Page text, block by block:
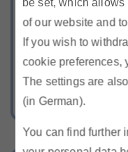
of our website and
If you wish to
cookie preferences,
The settings are
(in German).
You can find further
und